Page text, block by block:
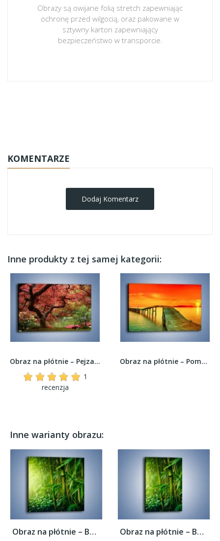
Obrazy są owijane folią stretch zapewniając
ochronę przed wilgocią, oraz pakowane w
sztywny karton zapewniający
bezpieczeństwo w transporcie.
KOMENTARZE
Dodaj Komentarz
Inne produkty z tej samej kategorii:
Obraz na płótnie – Pejzaż jak w raju –...
1
recenzja
Obraz na płótnie – Pomostem lekko pod górę –...
Inne warianty obrazu:
Obraz na płótnie – Bambus w roli głównej –... Obraz na płótnie – Bambus w roli głównej –...